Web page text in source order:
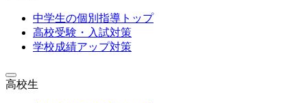
中学生の個別指導トップ
高校受験・入試対策
学校成績アップ対策
高校生